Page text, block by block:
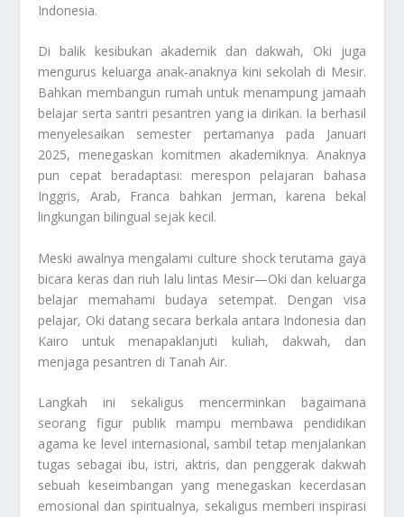
Indonesia.
Di balik kesibukan akademik dan dakwah, Oki juga
mengurus keluarga anak‑anaknya kini sekolah di Mesir.
Bahkan membangun rumah untuk menampung jamaah
belajar serta santri pesantren yang ia dirikan. Ia berhasil
menyelesaikan semester pertamanya pada Januari
2025, menegaskan komitmen akademiknya. Anaknya
pun cepat beradaptasi: merespon pelajaran bahasa
Inggris, Arab, Franca bahkan Jerman, karena bekal
lingkungan bilingual sejak kecil.
Meski awalnya mengalami culture shock terutama gaya
bicara keras dan riuh lalu lintas Mesir—Oki dan keluarga
belajar memahami budaya setempat. Dengan visa
pelajar, Oki datang secara berkala antara Indonesia dan
Kairo untuk menapaklanjuti kuliah, dakwah, dan
menjaga pesantren di Tanah Air.
Langkah ini sekaligus mencerminkan bagaimana
seorang figur publik mampu membawa pendidikan
agama ke level internasional, sambil tetap menjalankan
tugas sebagai ibu, istri, aktris, dan penggerak dakwah
sebuah keseimbangan yang menegaskan kecerdasan
emosional dan spiritualnya, sekaligus memberi inspirasi